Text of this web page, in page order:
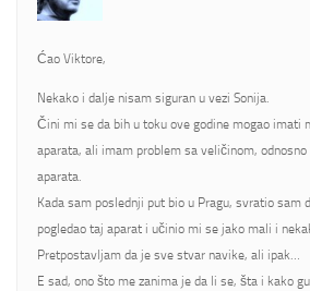
Ćao Viktore,
Nekako i dalje nisam siguran u vezi Sonija.
Čini mi se da bih u toku ove godine mogao imati
aparata, ali imam problem sa veličinom, odnosno
aparata.
Kada sam poslednji put bio u Pragu, svratio sam
pogledao taj aparat i učinio mi se jako mali i
Pretpostavljam da je sve stvar navike, ali ipak…
E sad, ono što me zanima je da li se, šta i kako